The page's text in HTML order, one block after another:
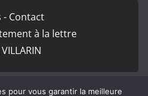
- Contact
à la lettre
pour vous garantir la meilleure